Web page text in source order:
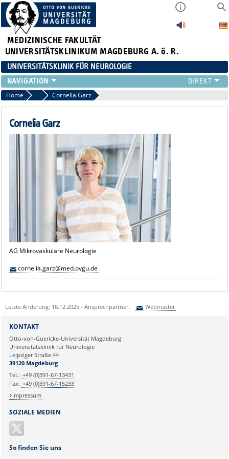
MEDIZINISCHE FAKULTÄT
UNIVERSITÄTSKLINIKUM MAGDEBURG A. ö. R.
UNIVERSITÄTSKLINIK FÜR NEUROLOGIE
TEAM
SCHWERPUNKTE
PATIENTEN/BESUCHER
LEHRE UND AUSBILDUNG
Home Wissenschaftliche Mitarbeiter
Cornelia Garz
Cornelia Garz
AG Mikrovaskuläre Neurologie
cornelia.garz@med.ovgu.de
Letzte Änderung: 16.12.2025 - Ansprechpartner: Webmaster
Ihre E-Mailadresse:
Ihr Anliegen:
SOZIALE MEDIEN
KONTAKT
Otto-von-Guericke-Universität Magdeburg
Universitätsklinik für Neurologie
Leipziger Straße 44
39120 Magdeburg
Tel.: +49 (0)391-67-13431
Fax: +49 (0)391-67-15233
Impressum
So finden Sie uns